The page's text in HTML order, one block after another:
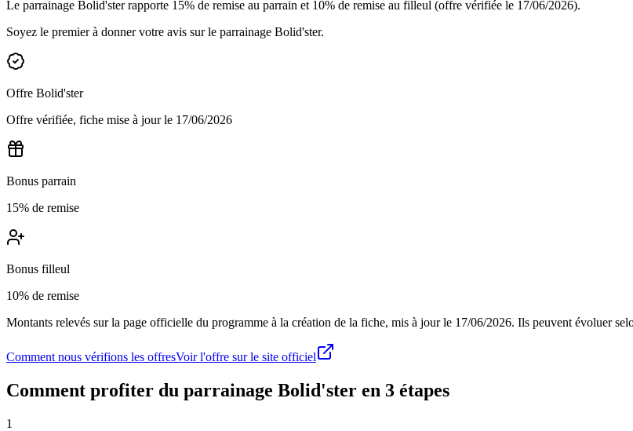
Le parrainage Bolid'ster rapporte 15% de remise au parrain et 10% de remise au filleul (offre vérifiée le 17/06/2026).
Soyez le premier à donner votre avis sur le parrainage Bolid'ster.
Offre Bolid'ster
Offre vérifiée, fiche mise à jour le 17/06/2026
Bonus parrain
15% de remise
Bonus filleul
10% de remise
Montants relevés sur la page officielle du programme à la création de la fiche, mis à jour le 17/06/2026. Ils peuvent évoluer
Comment nous vérifions les offresVoir l'offre sur le site officiel
Comment profiter du parrainage Bolid'ster en 3 étapes
1